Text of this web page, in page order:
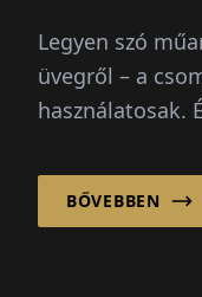
Legyen szó
üvegről – a
használatosak.
BŐVEBBEN